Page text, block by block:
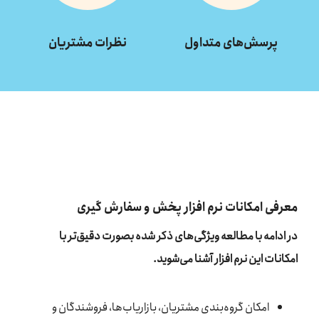
پرسش‌های متداول نظرات مشتریان
معرفی امکانات نرم افزار پخش و سفارش گیری
در ادامه با مطالعه ویژگی‌های ذکر شده بصورت دقیق‌تر با
امکانات این نرم افزار آشنا می‌شوید.
امکان گروه‌بندی مشتریان، بازاریاب‌ها، فروشندگان و